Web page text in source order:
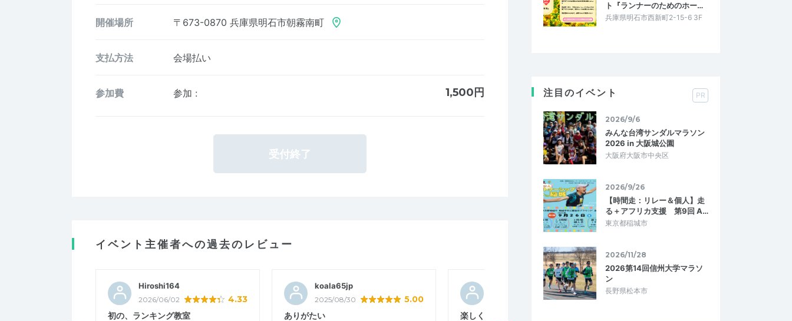
開催場所 〒673-0870 兵庫県明石市朝霧南町
支払方法 会場払い
参加費 参加 : 1,500円
受付終了
イベント主催者への過去のレビュー
Hiroshi164
2026/06/02 4.33
初の、ランキング教室
koala65jp
2025/08/30 5.00
ありがたい
5.00
楽しく走れます
ト『ランナーのためのホー…
兵庫県明石市西新町2-15-6 3F
注目のイベント PR
2026/9/6
みんな台湾サンダルマラソン
2026 in 大阪城公園
大阪府大阪市中央区
2026/9/26
【時間走：リレー＆個人】走
る＋アフリカ支援 第9回 A…
東京都稲城市
2026/11/28
2026第14回信州大学マラソ
ン
長野県松本市